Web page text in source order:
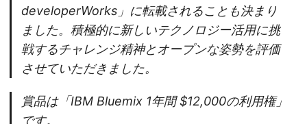
developerWorks」に転載されることも決まり
ました。積極的に新しいテクノロジー活用に挑
戦するチャレンジ精神とオープンな姿勢を評価
させていただきました。
賞品は「IBM Bluemix 1年間 $12,000の利用権」
です。